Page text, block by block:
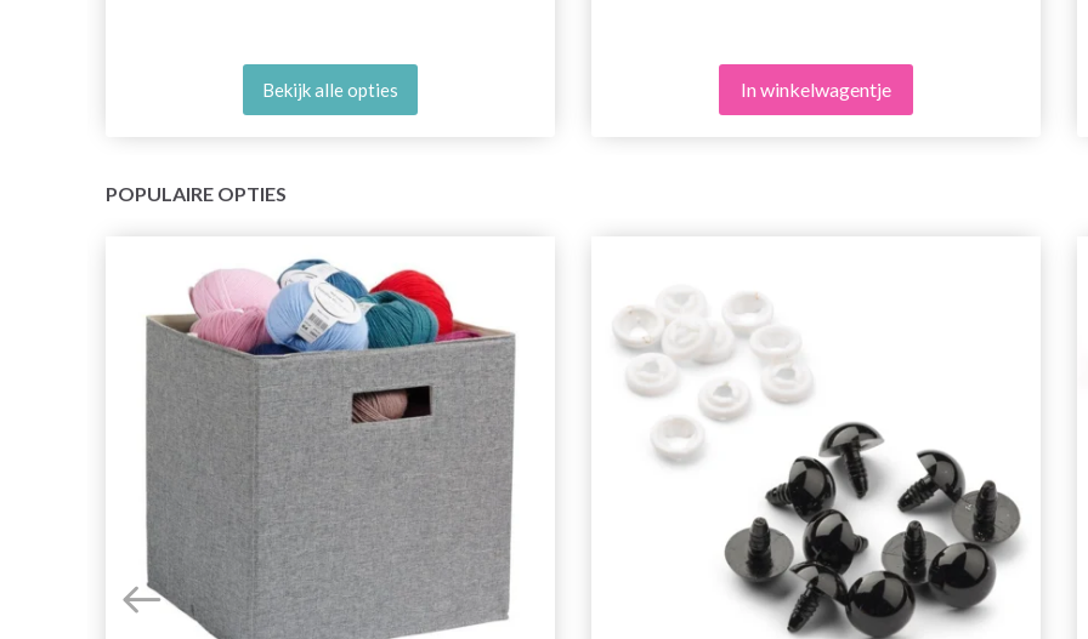
Bekijk alle opties In winkelwagentje
POPULAIRE OPTIES